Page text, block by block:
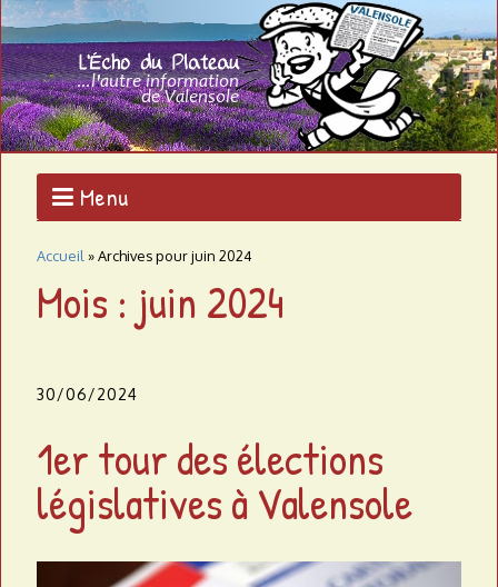
Aller
au
contenu
principal
L
'
É
c
h
o
u
l
a
t
L'AUTRE
INFORMATION
DE
VALENSOLE
Menu
Accueil »Archives pour juin 2024
Mois : juin 2024
30/06/2024
1er tour des élections
législatives à Valensole